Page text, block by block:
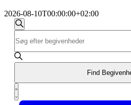
2026-08-10T00:00:00+02:00
Begivenheder
Begivenheder
Søgning
og
visninger
Navigation
Søg
efter
nøgleord.
Søg
efter
på
nøgleord.
Find
Begivenhed
Visninger
Liste